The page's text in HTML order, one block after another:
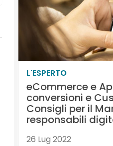
L'ESPERTO
eCommerce e
conversioni e
Consigli per il
responsabili
26 Lug 2022